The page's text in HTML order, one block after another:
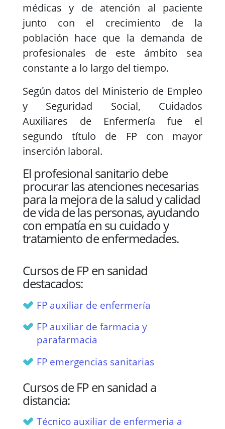
médicas y de atención al paciente
junto con el crecimiento de la
población hace que la demanda de
profesionales de este ámbito sea
constante a lo largo del tiempo.
Según datos del Ministerio de Empleo
y Seguridad Social, Cuidados
Auxiliares de Enfermería fue el
segundo título de FP con mayor
inserción laboral.
El profesional sanitario debe
procurar las atenciones necesarias
para la mejora de la salud y calidad
de vida de las personas, ayudando
con empatía en su cuidado y
tratamiento de enfermedades.
Cursos de FP en sanidad
destacados:
FP auxiliar de enfermería
FP auxiliar de farmacia y
parafarmacia
FP emergencias sanitarias
Cursos de FP en sanidad a
distancia:
Técnico auxiliar de enfermeria a